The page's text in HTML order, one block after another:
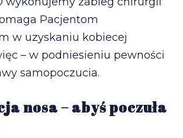
Pacjentom
w uzyskaniu kobiecej
– w podniesieniu pewności
samopoczucia.
nosa – abyś poczuła